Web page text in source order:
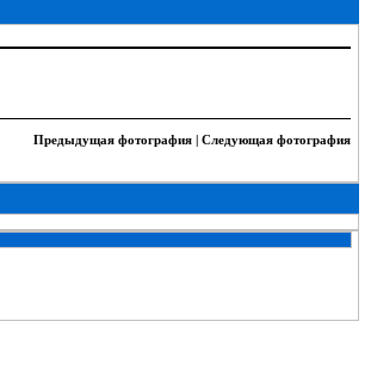
Предыдущая фотография | Следующая фотография